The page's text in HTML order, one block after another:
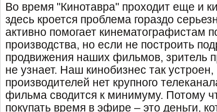
Во время "Кинотавра" проходит еще и
здесь кроется проблема гораздо
активно помогает кинематографистам
производства, но если не построить
продвижения наших фильмов, зритель
не узнает. Наш кинобизнес так
производителей нет крупного
фильма сводится к минимуму. Потому
покупать время в эфире – это деньги,